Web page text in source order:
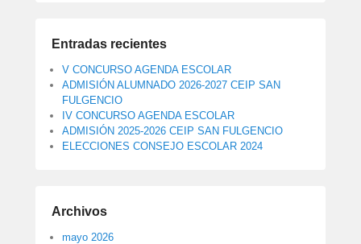
Entradas recientes
V CONCURSO AGENDA ESCOLAR
ADMISIÓN ALUMNADO 2026-2027 CEIP SAN
FULGENCIO
IV CONCURSO AGENDA ESCOLAR
ADMISIÓN 2025-2026 CEIP SAN FULGENCIO
ELECCIONES CONSEJO ESCOLAR 2024
Archivos
mayo 2026